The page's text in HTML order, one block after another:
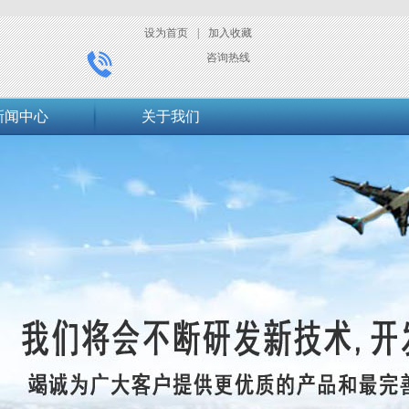
设为首页 |
加入收藏
咨询热线
闻中心 关于我们